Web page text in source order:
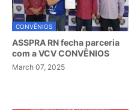
CONVÊNIOS
ASSPRA RN fecha parceria
com a VCV CONVÊNIOS
March 07, 2025